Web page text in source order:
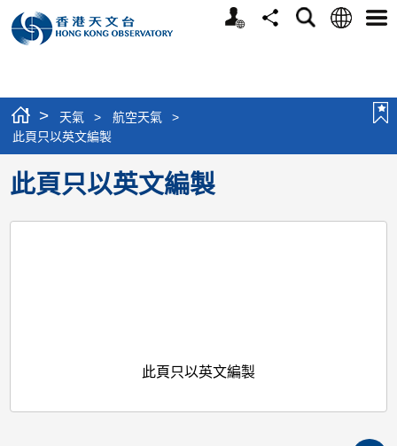
個
分
搜
語
選
> 天氣 > 航空天氣
>
此頁只以英文編製
此頁只以英文編製
此頁只以英文編製